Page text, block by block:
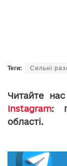
Теги: Сильні
Читайте
Instagram:
області.